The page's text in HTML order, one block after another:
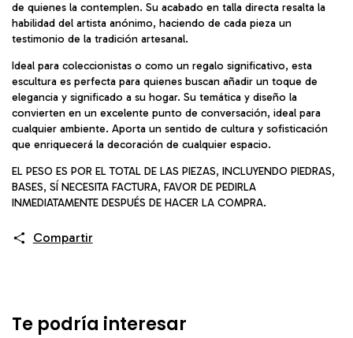
de quienes la contemplen. Su acabado en talla directa resalta la
habilidad del artista anónimo, haciendo de cada pieza un
testimonio de la tradición artesanal.
Ideal para coleccionistas o como un regalo significativo, esta
escultura es perfecta para quienes buscan añadir un toque de
elegancia y significado a su hogar. Su temática y diseño la
convierten en un excelente punto de conversación, ideal para
cualquier ambiente. Aporta un sentido de cultura y sofisticación
que enriquecerá la decoración de cualquier espacio.
EL PESO ES POR EL TOTAL DE LAS PIEZAS, INCLUYENDO PIEDRAS,
BASES, SÍ NECESITA FACTURA, FAVOR DE PEDIRLA
INMEDIATAMENTE DESPUÉS DE HACER LA COMPRA.
Compartir
Te podría interesar